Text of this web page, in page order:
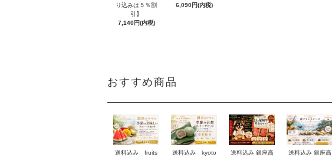
り込みは５％割
引】
7,140円(内税)
6,090円(内税)
おすすめ商品
送料込み fruits
送料込み kyoto
送料込み 銀座高
送料込み 銀座高